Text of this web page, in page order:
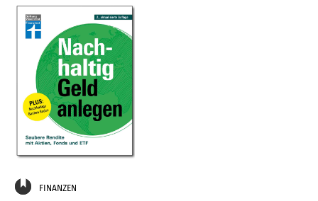
FINANZEN